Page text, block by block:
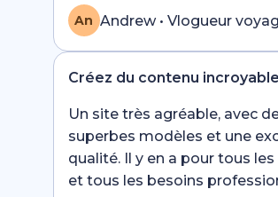
An Andrew • Vlogueur
Créez du contenu incroyable
Un site très agréable, avec
superbes modèles et une
qualité. Il y en a pour tous
et tous les besoins